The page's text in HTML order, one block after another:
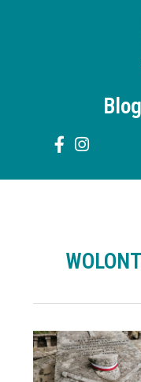
Zawstydzić
krzemieniecką
knieję